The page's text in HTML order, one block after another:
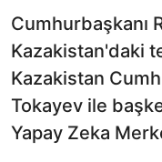
Cumhurbaşkanı
Kazakistan'daki
Kazakistan
Tokayev ile
Yapay Zeka